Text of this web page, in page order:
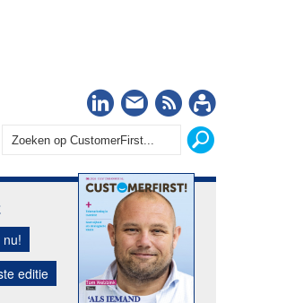
LinkedIn
Nieuwsbrief
RSS
editie